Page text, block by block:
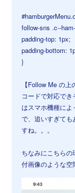
follow-sns .c--
padding-top: 1px;
padding-bottom:
}
【Follow Me の
コードで対応で
はスマホ機種に
で、追いすぎて
すね。。。
ちなみにこちら
付画像のような空